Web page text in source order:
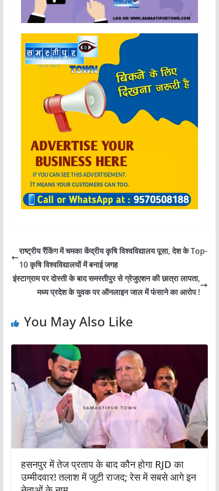
राष्ट्रीय रैंकिंग में चमका केंद्रीय कृषि विश्वविद्यालय पूसा, देश के Top-
10 कृषि विश्वविद्यालयों में बनाई जगह
इंस्टाग्राम पर दोस्ती के बाद समस्तीपुर से ग्रेजुएशन की छात्रा लापता,
मध्य प्रदेश के युवक पर ऑनलाइन जाल में फंसाने का आरोप !
You May Also Like
हसनपुर में तेज प्रताप के बाद कौन होगा RJD का
उम्मीदवार! तलाश में जुटी राजद; रेस में सबसे आगे इन